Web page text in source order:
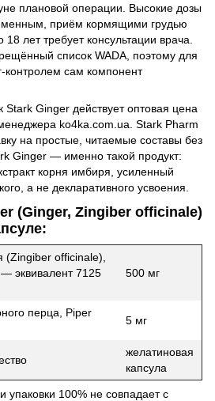
плановой операции. Высокие дозы
приём кормящими грудью
лет требует консультации врача.
список WADA, поэтому для
контролем сам компонент
Stark Ginger действует оптовая цена
ko4ka.com.ua. Stark Pharm
на простые, читаемые составы без
Ginger — именно такой продукт:
корня имбиря, усиленный
а не декларативного усвоения.
(Ginger, Zingiber officinale)
(Zingiber officinale),
эквивалент 7125
500 мг
перца, Piper
5 мг
желатиновая
капсула
100% не совпадает с